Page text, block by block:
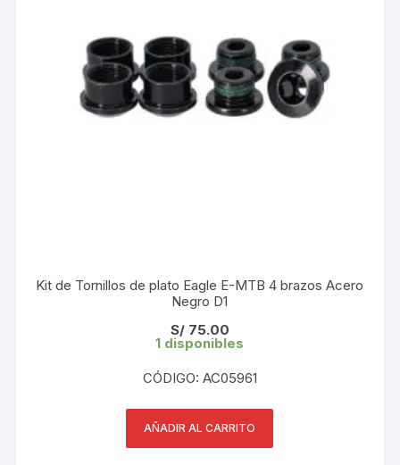
Kit de Tornillos de plato Eagle E-MTB 4 brazos Acero
Negro D1
S/75.00
1 disponibles
CÓDIGO: AC05961
AÑADIR AL CARRITO